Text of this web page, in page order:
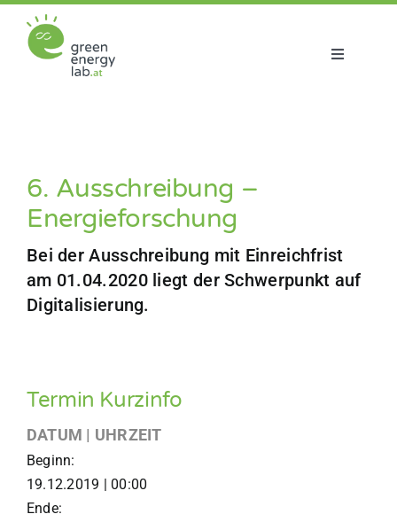
Inhalt
springen
Toggle
Aktuelles
Netzwerk
6. Ausschreibung –
Energieforschung
Bei der Ausschreibung mit Einreichfrist
am 01.04.2020 liegt der Schwerpunkt auf
Digitalisierung.
Termin Kurzinfo
DATUM | UHRZEIT
Beginn:
19.12.2019 | 00:00
Ende: